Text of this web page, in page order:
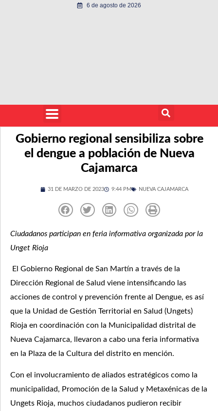
6 de agosto de 2026
Gobierno regional sensibiliza sobre
el dengue a población de Nueva
Cajamarca
31 DE MARZO DE 2023 9:44 PM NUEVA CAJAMARCA
Ciudadanos participan en feria informativa organizada por la
Unget Rioja
El Gobierno Regional de San Martín a través de la
Dirección Regional de Salud viene intensificando las
acciones de control y prevención frente al Dengue, es así
que la Unidad de Gestión Territorial en Salud (Ungets)
Rioja en coordinación con la Municipalidad distrital de
Nueva Cajamarca, llevaron a cabo una feria informativa
en la Plaza de la Cultura del distrito en mención.
Con el involucramiento de aliados estratégicos como la
municipalidad, Promoción de la Salud y Metaxénicas de la
Ungets Rioja, muchos ciudadanos pudieron recibir